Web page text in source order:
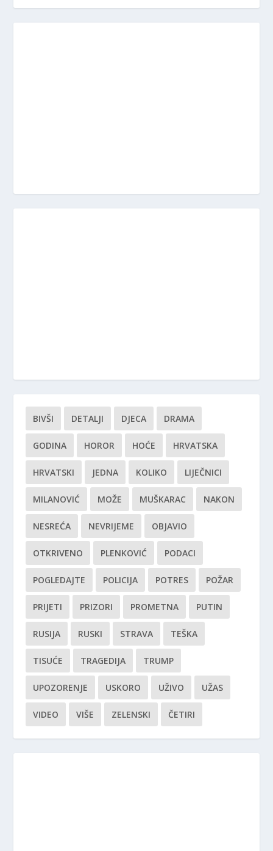
BIVŠI DETALJI DJECA DRAMA
GODINA HOROR HOĆE HRVATSKA
HRVATSKI JEDNA KOLIKO LIJEČNICI
MILANOVIĆ MOŽE MUŠKARAC NAKON
NESREĆA NEVRIJEME OBJAVIO
OTKRIVENO PLENKOVIĆ PODACI
POGLEDAJTE POLICIJA POTRES POŽAR
PRIJETI PRIZORI PROMETNA PUTIN
RUSIJA RUSKI STRAVA TEŠKA
TISUĆE TRAGEDIJA TRUMP
UPOZORENJE USKORO UŽIVO UŽAS
VIDEO VIŠE ZELENSKI ČETIRI